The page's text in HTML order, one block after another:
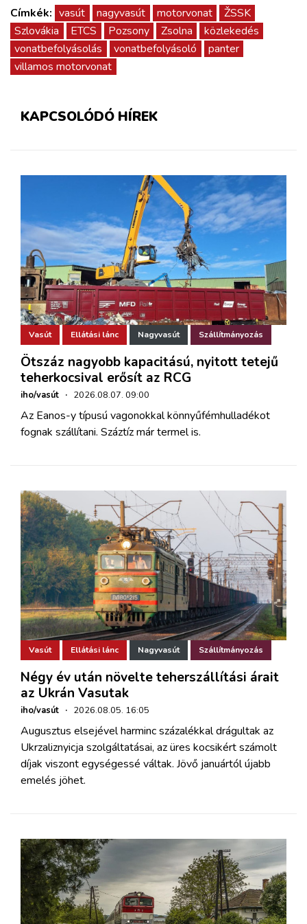
Címkék: vasút nagyvasút motorvonat
ŽSSK
Szlovákia
ETCS Pozsony Zsolna
közlekedés
vonatbefolyásolás
vonatbefolyásoló
panter
villamos motorvonat
KAPCSOLÓDÓ HÍREK
Vasút Ellátási lánc Nagyvasút Szállítmányozás
Ötszáz nagyobb kapacitású, nyitott tetejű
teherkocsival erősít az RCG
iho/vasút · 2026.08.07. 09:00
Az Eanos-y típusú vagonokkal könnyűfémhulladékot
fognak szállítani. Száztíz már termel is.
Vasút Ellátási lánc Nagyvasút Szállítmányozás
Négy év után növelte teherszállítási árait
az Ukrán Vasutak
iho/vasút · 2026.08.05. 16:05
Augusztus elsejével harminc százalékkal drágultak az
Ukrzaliznyicja szolgáltatásai, az üres kocsikért számolt
díjak viszont egységessé váltak. Jövő januártól újabb
emelés jöhet.